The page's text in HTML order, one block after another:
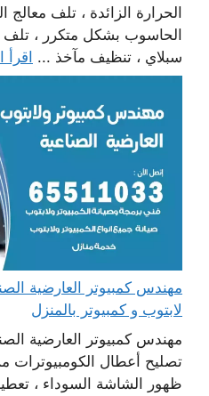
الحرارة الزائدة ، تلف معالج
الحاسوب بشكل متكرر ، تلف
سبلاي ، تنظيف مآخذ ... اقرأ
لابتوب و كمبيوتر بالمنزل
مهندس كمبيوتر العارضية
تصليح أعطال الكومبيوترات
ظهور الشاشة السوداء ،